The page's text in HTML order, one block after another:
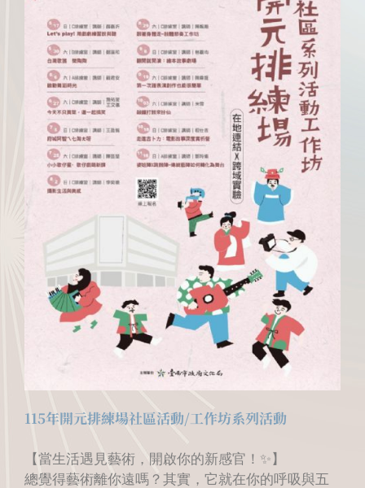
115年開元排練場社區活動/工作坊系列活動
【當生活遇見藝術，開啟你的新感官！✨】
總覺得藝術離你遠嗎？其實，它就在你的呼吸與五